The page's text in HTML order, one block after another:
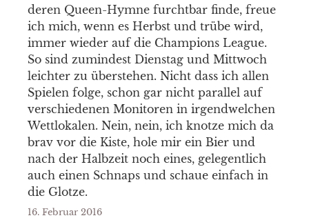
deren Queen-Hymne furchtbar finde, freue
ich mich, wenn es Herbst und trübe wird,
immer wieder auf die Champions League.
So sind zumindest Dienstag und Mittwoch
leichter zu überstehen. Nicht dass ich allen
Spielen folge, schon gar nicht parallel auf
verschiedenen Monitoren in irgendwelchen
Wettlokalen. Nein, nein, ich knotze mich da
brav vor die Kiste, hole mir ein Bier und
nach der Halbzeit noch eines, gelegentlich
auch einen Schnaps und schaue einfach in
die Glotze.
16. Februar 2016